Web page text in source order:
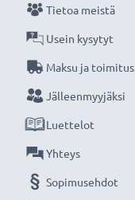
Paranna ääni- ja
johdolla,
3 vuoden takuu!
Tietoa meistä
Usein kysytyt
Maksu ja toimitus
Jälleenmyyjäksi
Luettelot
Yhteys
Sopimusehdot